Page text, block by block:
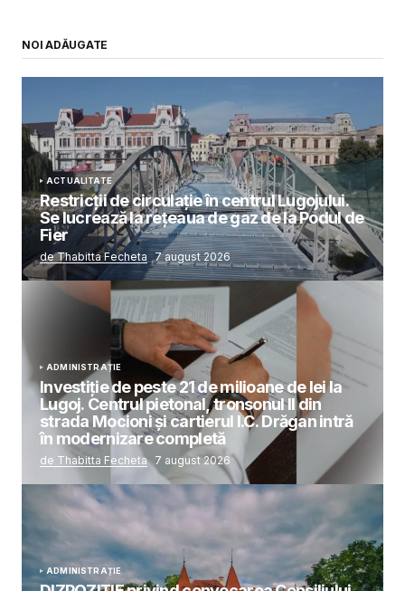
NOI ADĂUGATE
ACTUALITATE
Restricții de circulație în centrul Lugojului.
Se lucrează la rețeaua de gaz de la Podul de
Fier
de Thabitta Fecheta 7 august 2026
ADMINISTRAȚIE
Investiție de peste 21 de milioane de lei la
Lugoj. Centrul pietonal, tronsonul II din
strada Mocioni și cartierul I.C. Drăgan intră
în modernizare completă
de Thabitta Fecheta 7 august 2026
ADMINISTRAȚIE